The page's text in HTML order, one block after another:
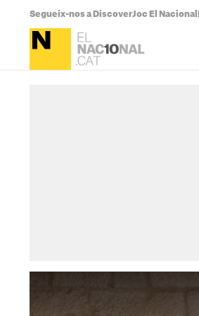
Segueix-nos a DiscoverJoc El Nacional